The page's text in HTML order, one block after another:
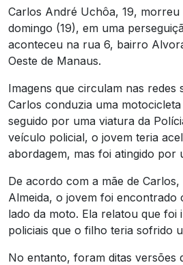
Carlos André Uchôa, 19, morreu
domingo (19), em uma
aconteceu na rua 6, bairro
Oeste de Manaus.
Imagens que circulam nas redes
Carlos conduzia uma
seguido por uma viatura da
veículo policial, o jovem teria
abordagem, mas foi atingido por
De acordo com a mãe de Carlos,
Almeida, o jovem foi encontrado
lado da moto. Ela relatou que foi
policiais que o filho teria sofrido
No entanto, foram ditas versões